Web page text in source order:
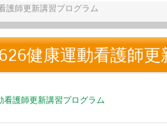
護師更新講習プログラム
健康運動看護師
護師更新講習プログラム